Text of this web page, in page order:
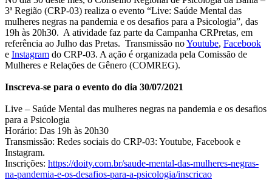
3ª Região (CRP-03) realiza o evento “Live: Saúde Mental das
mulheres negras na pandemia e os desafios para a Psicologia”, das
19h às 20h30. A atividade faz parte da Campanha CRPretas, em
referência ao Julho das Pretas. Transmissão noYoutube, Facebook
e Instagram do CRP-03. A ação é organizada pela Comissão de
Mulheres e Relações de Gênero (COMREG).
Inscreva-se para o evento do dia 30/07/2021
Live – Saúde Mental das mulheres negras na pandemia e os desafios
para a Psicologia
Horário: Das 19h às 20h30
Transmissão: Redes sociais do CRP-03: Youtube, Facebook e
Instagram.
Inscrições: https://doity.com.br/saude-mental-das-mulheres-negras-
na-pandemia-e-os-desafios-para-a-psicologia/inscricao